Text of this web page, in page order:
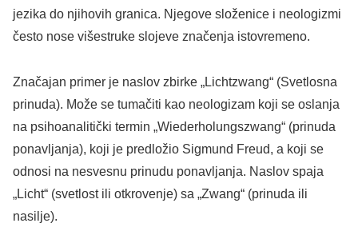
jezika do njihovih granica. Njegove složenice i neologizmi
često nose višestruke slojeve značenja istovremeno.
​Značajan primer je naslov zbirke „Lichtzwang“ (Svetlosna
prinuda). Može se tumačiti kao neologizam koji se oslanja
na psihoanalitički termin „Wiederholungszwang“ (prinuda
ponavljanja), koji je predložio Sigmund Freud, a koji se
odnosi na nesvesnu prinudu ponavljanja. Naslov spaja
„Licht“ (svetlost ili otkrovenje) sa „Zwang“ (prinuda ili
nasilje).